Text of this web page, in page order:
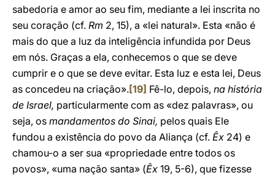
sabedoria e amor ao seu fim, mediante a lei inscrita no
seu coração (cf. Rm 2, 15), a «lei natural». Esta «não é
mais do que a luz da inteligência infundida por Deus
em nós. Graças a ela, conhecemos o que se deve
cumprir e o que se deve evitar. Esta luz e esta lei, Deus
as concedeu na criação».[19] Fê-lo, depois, na história
de Israel, particularmente com as «dez palavras», ou
seja, os mandamentos do Sinai, pelos quais Ele
fundou a existência do povo da Aliança (cf. Êx 24) e
chamou-o a ser sua «propriedade entre todos os
povos», «uma nação santa» (Êx 19, 5-6), que fizesse